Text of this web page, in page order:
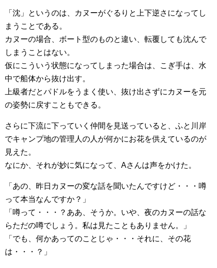
「沈」というのは、カヌーがぐるりと上下逆さになってし
まうことである。
カヌーの場合、ボート型のものと違い、転覆しても沈んで
しまうことはない。
仮にこういう状態になってしまった場合は、こぎ手は、水
中で船体から抜け出す。
上級者だとパドルをうまく使い、抜け出さずにカヌーを元
の姿勢に戻すこともできる。
さらに下流に下っていく仲間を見送っていると、ふと川岸
でキャンプ地の管理人の人が何かにお花を供えているのが
見えた。
なにか、それが妙に気になって、Aさんは声をかけた。
「あの、昨日カヌーの変な話を聞いたんですけど・・・噂
って本当なんですか？」
「噂って・・・？ああ、そうか。いや、夜のカヌーの話な
らただの噂でしょう。私は見たこともありません。」
「でも、何かあってのことじゃ・・・それに、その花
は・・・？」